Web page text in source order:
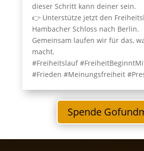
dieser Schritt kann deiner sein.
👉 Unterstütze jetzt den
Hambacher Schloss nach Berlin.
Gemeinsam laufen wir für das,
macht.
#Freiheitslauf
#Frieden #Meinungsfreiheit
Spende